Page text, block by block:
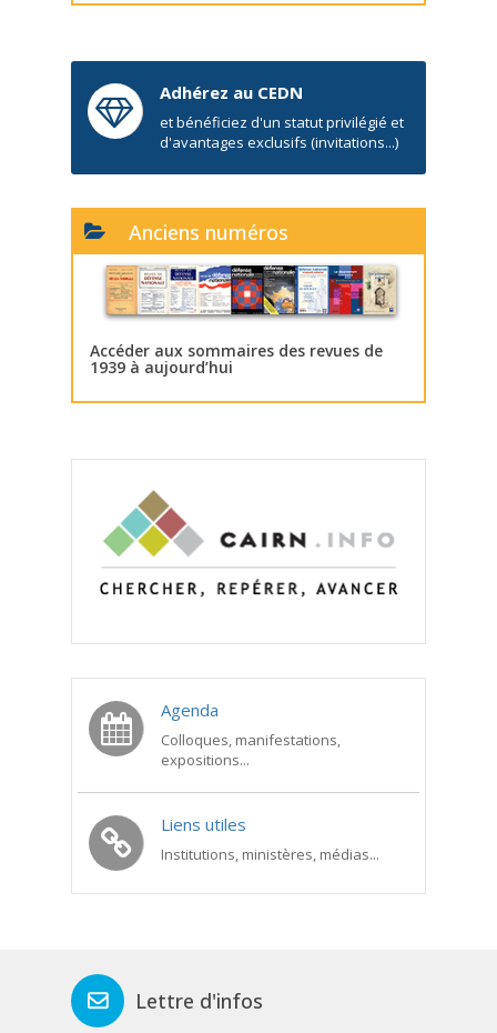
Adhérez au CEDN
et bénéficiez d'un statut privilégié et
d'avantages exclusifs (invitations...)
Anciens numéros
Accéder aux sommaires des revues de
1939 à aujourd’hui
Agenda
Colloques, manifestations,
expositions...
Liens utiles
Institutions, ministères, médias...
Lettre d'infos